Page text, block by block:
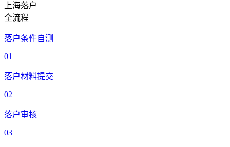
上海落户
全流程
落户条件自测
01
落户材料提交
02
落户审核
03